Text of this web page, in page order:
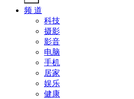
频 道
科技
摄影
影音
电脑
手机
居家
娱乐
健康